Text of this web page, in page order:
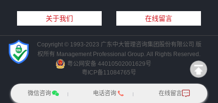
关于我们 在线留言
Copyright © 1993-2023 广东中大管理咨询集团股份有限公司 版
权所有 Management Professional Group. All Rights Reserved.
粤公网安备 44010502001629号
粤ICP备11084765号
微信咨询 电话咨询 在线留言